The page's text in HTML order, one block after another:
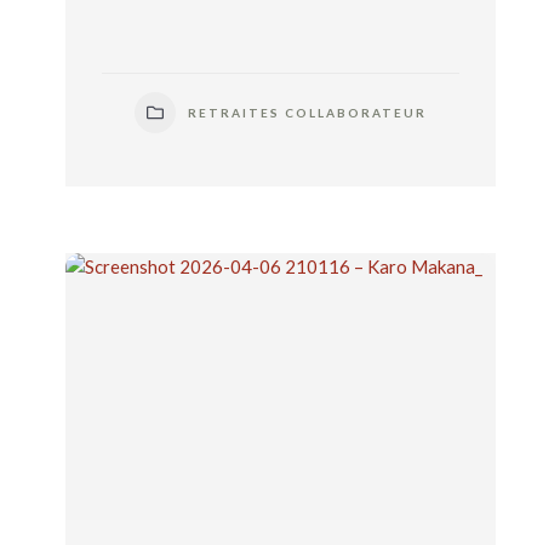
RETRAITES COLLABORATEUR